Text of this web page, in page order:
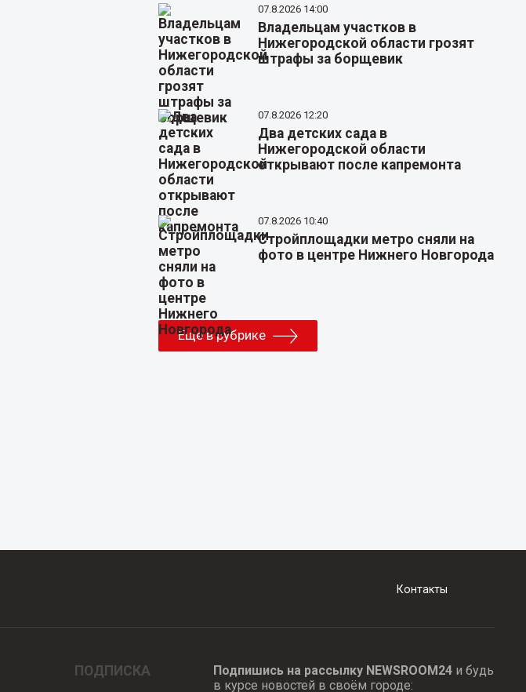
07.8.2026 14:00
Владельцам участков в
Нижегородской области грозят
штрафы за борщевик
07.8.2026 12:20
Два детских сада в
Нижегородской области
открывают после капремонта
07.8.2026 10:40
Стройплощадки метро сняли на
фото в центре Нижнего Новгорода
Еще в рубрике
Контакты
ПОДПИСКА Подпишись на рассылку NEWSROOM24и будь
в курсе новостей в своём городе: